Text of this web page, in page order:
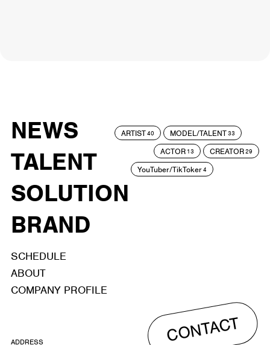
NEWS
TALENT
SOLUTION
BRAND
ARTIST40 MODEL/TALENT33
ACTOR 13 CREATOR29
YouTuber/TikToker4
SCHEDULE
ABOUT
COMPANY PROFILE
CONTACT
ADDRESS